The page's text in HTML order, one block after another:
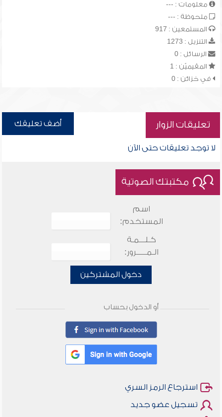
معلومات : ---
ملحوظة : ---
المستمعين : 917
التنزيل : 1273
الرسائل : 0
المقيميّن : 1
في خزائن : 0
تعليقات الزوار أضف تعليقك
لا توجد تعليقات حتى الآن
مكتبتك الصوتية
اسم
المستخدم:
كـلـــمـة
الـمـــــرور:
دخول المشتركين
أو الدخول بحساب
استرجاع الرمز السري
تسجيل عضو جديد